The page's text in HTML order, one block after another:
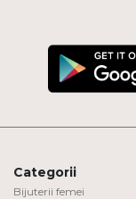
Categorii
Bijuterii femei